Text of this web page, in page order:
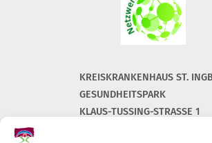
KREISKRANKENHAUS ST.
GESUNDHEITSPARK
KLAUS-TUSSING-STRASSE 1